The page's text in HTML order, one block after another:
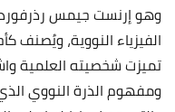
وهو إرنست جيمس
الفيزياء النووية، ويُصنف
تميزت شخصيته العلمية
ومفهوم الذرة النووي